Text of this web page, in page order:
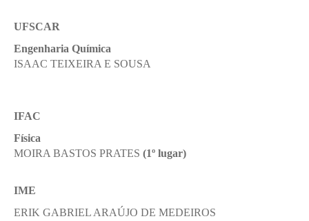
UFSCAR
Engenharia Química
ISAAC TEIXEIRA E SOUSA
IFAC
Física
MOIRA BASTOS PRATES (1º lugar)
IME
ERIK GABRIEL ARAÚJO DE MEDEIROS